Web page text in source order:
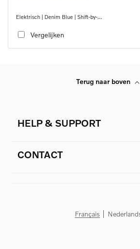
Elektrisch | Denim Blue | Shift-by-
Vergelijken
Terug naar boven
HELP & SUPPORT
CONTACT
Français